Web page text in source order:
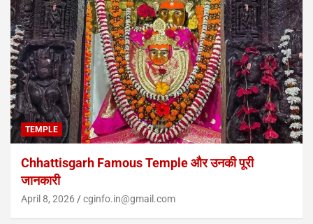
TEMPLE
Chhattisgarh Famous Temple और उनकी पूरी
जानकारी
April 8, 2026 cginfo.in@gmail.com